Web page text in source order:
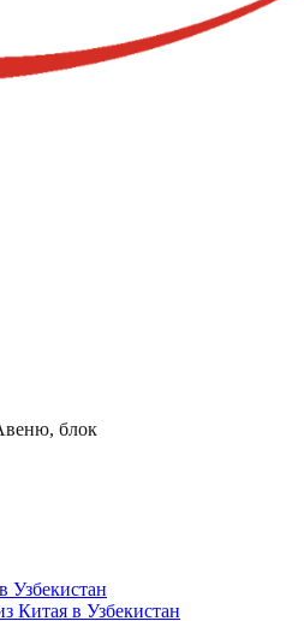
блок
Узбекистан
Китая в Узбекистан